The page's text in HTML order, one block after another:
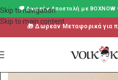
Skip to navigation
Skip to main content
🚚 Δωρεάν Aποστολή με
🎁 Δωρεάν Μεταφορικά για